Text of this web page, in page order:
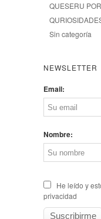
QUESERU
Sin categoría
NEWSLETTER
Email:
Nombre:
He leído y
privacidad